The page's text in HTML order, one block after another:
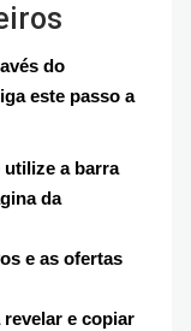
do
este passo a
a barra
da
e as ofertas
revelar e copiar